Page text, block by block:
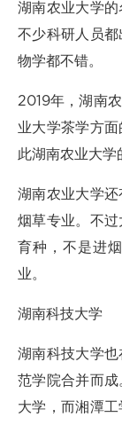
湖南农业大学
不少科研人员
物学都不错。
2019年，湖南
业大学茶学方
此湖南农业大学
湖南农业大学
烟草专业。不过
育种，不是进
业。
湖南科技大学
湖南科技大学
范学院合并而
大学，而湘潭